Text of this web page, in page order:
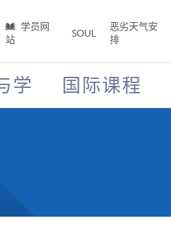
学员网
站
SOUL
恶劣天气安
排
学 国际课程